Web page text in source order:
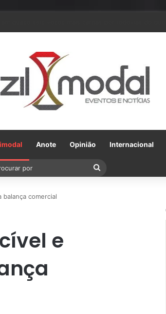
Anote Opinião Internacional
Procurar
comercial
e